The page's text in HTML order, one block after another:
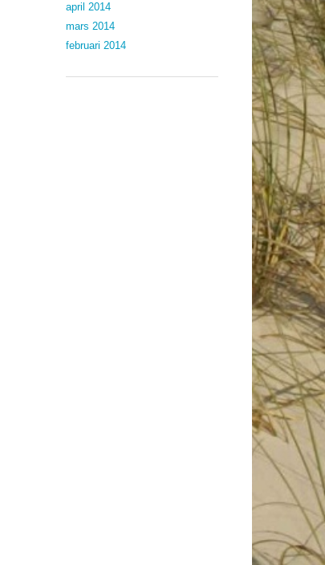
april 2014
mars 2014
februari 2014